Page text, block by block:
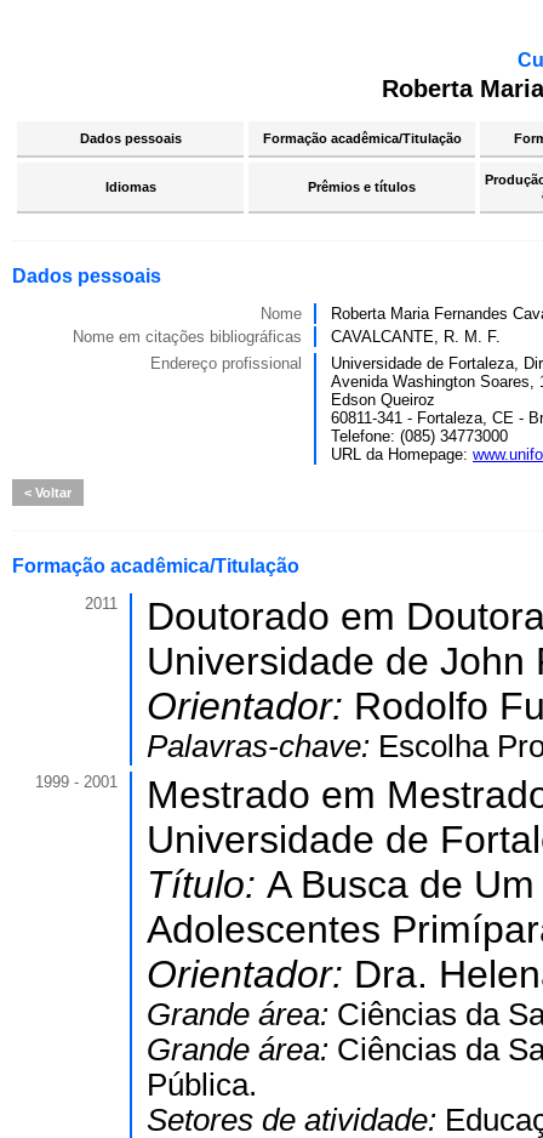
Roberta
Dados pessoais Formação acadêmica/Titulação
Idiomas Prêmios e títulos
Dados pessoais
Nome
Roberta Maria Fernandes
Nome em citações bibliográficas
CAVALCANTE, R. M. F.
Endereço profissional
Universidade de Fortaleza,
Avenida Washington Soares,
Edson Queiroz
60811-341 - Fortaleza, CE -
Telefone: (085) 34773000
URL da Homepage:
Voltar
Formação acadêmica/Titulação
2011
Doutorado em
Universidade de John
Orientador: Rodolfo
Palavras-chave: Escolha
1999 - 2001
Mestrado em
Universidade de
Título: A Busca de
Adolescentes
Orientador: Dra.
Grande área: Ciências da
Grande área: Ciências da
Pública.
Setores de atividade: